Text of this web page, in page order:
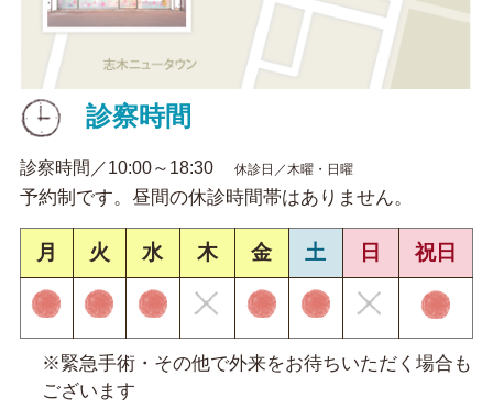
診察時間
診察時間／10:00～18:30 休診日／木曜・日曜
予約制です。昼間の休診時間帯はありません。
月 火 水 木 金 土 日 祝日
※緊急手術・その他で外来をお待ちいただく場合も
ございます